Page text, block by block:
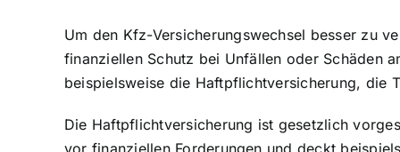
Um den Kfz-Versicherungswechsel besser zu
finanziellen Schutz bei Unfällen oder Schäden
beispielsweise die Haftpflichtversicherung, die
Die Haftpflichtversicherung ist gesetzlich